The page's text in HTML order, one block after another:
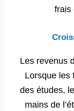
frais
Les revenus
Lorsque les
des études,
mains de